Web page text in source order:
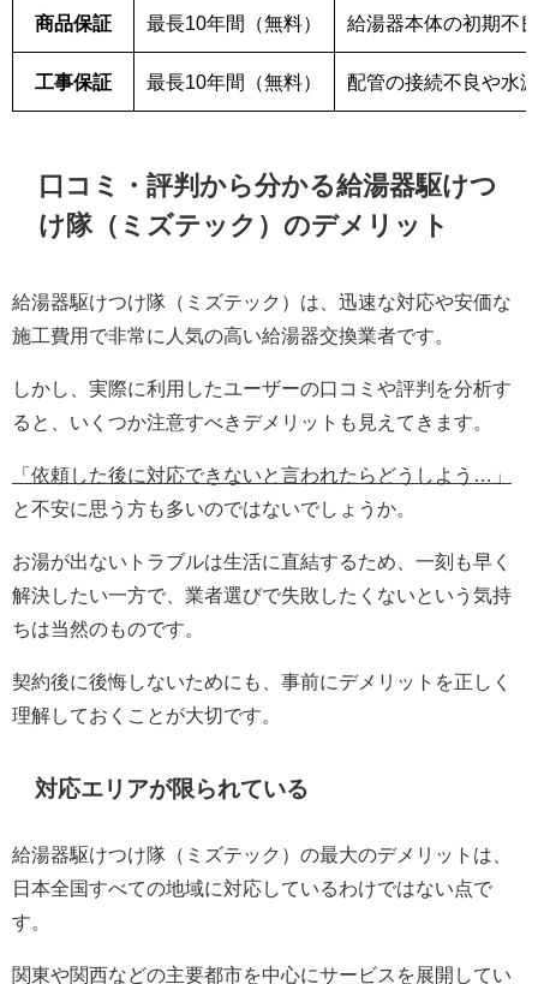
商品保証 最長10年間（無料） 給湯器本体の初期不
工事保証 最長10年間（無料） 配管の接続不良や水
口コミ・評判から分かる給湯器駆けつ
け隊（ミズテック）のデメリット
給湯器駆けつけ隊（ミズテック）は、迅速な対応や安価な
施工費用で非常に人気の高い給湯器交換業者です。
しかし、実際に利用したユーザーの口コミや評判を分析す
ると、いくつか注意すべきデメリットも見えてきます。
「依頼した後に対応できないと言われたらどうしよう…」
と不安に思う方も多いのではないでしょうか。
お湯が出ないトラブルは生活に直結するため、一刻も早く
解決したい一方で、業者選びで失敗したくないという気持
ちは当然のものです。
契約後に後悔しないためにも、事前にデメリットを正しく
理解しておくことが大切です。
対応エリアが限られている
給湯器駆けつけ隊（ミズテック）の最大のデメリットは、
日本全国すべての地域に対応しているわけではない点で
す。
関東や関西などの主要都市を中心にサービスを展開してい